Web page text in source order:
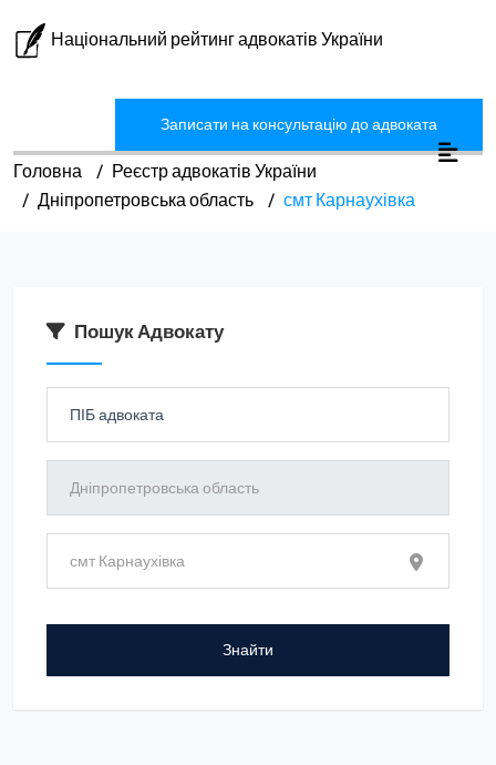
Національний рейтинг адвокатів України
Записати на консультацію до адвоката
Головна
Реєстр адвокатів України
Дніпропетровська область
смт Карнаухівка
Пошук Адвокату